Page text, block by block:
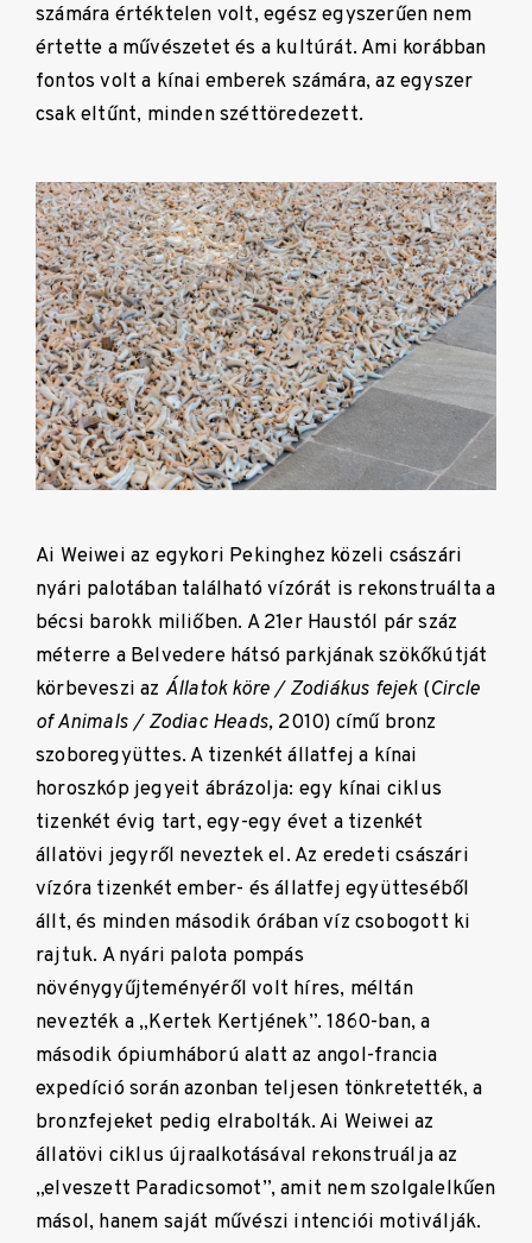
számára értéktelen volt, egész egyszerűen nem
értette a művészetet és a kultúrát. Ami korábban
fontos volt a kínai emberek számára, az egyszer
csak eltűnt, minden széttöredezett.
Ai Weiwei az egykori Pekinghez közeli császári
nyári palotában található vízórát is rekonstruálta a
bécsi barokk miliőben. A 21er Haustól pár száz
méterre a Belvedere hátsó parkjának szökőkútját
körbeveszi az Állatok köre / Zodiákus fejek(Circle
of Animals / Zodiac Heads, 2010) című bronz
szoboregyüttes. A tizenkét állatfej a kínai
horoszkóp jegyeit ábrázolja: egy kínai ciklus
tizenkét évig tart, egy-egy évet a tizenkét
állatövi jegyről neveztek el. Az eredeti császári
vízóra tizenkét ember- és állatfej együtteséből
állt, és minden második órában víz csobogott ki
rajtuk. A nyári palota pompás
növénygyűjteményéről volt híres, méltán
nevezték a „Kertek Kertjének”. 1860-ban, a
második ópiumháború alatt az angol-francia
expedíció során azonban teljesen tönkretették, a
bronzfejeket pedig elrabolták. Ai Weiwei az
állatövi ciklus újraalkotásával rekonstruálja az
„elveszett Paradicsomot”, amit nem szolgalelkűen
másol, hanem saját művészi intenciói motiválják.